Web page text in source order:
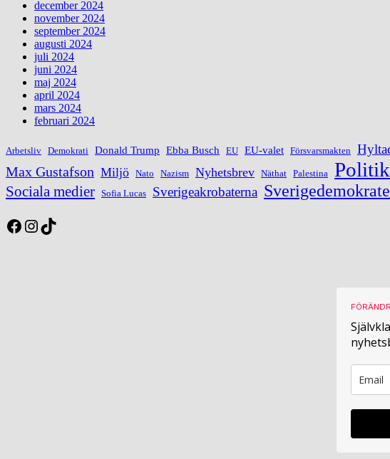
december 2024
november 2024
september 2024
augusti 2024
juli 2024
juni 2024
maj 2024
april 2024
mars 2024
februari 2024
Arbetsliv Demokrati Donald Trump Ebba Busch EU EU-valet Försvarsmakten
Max Gustafson Miljö Nato Nazism Nyhetsbrev Näthat Palestina Politik
Sociala medier Sofia Lucas Sverigeakrobaterna
Facebook
Instagram
TikTok